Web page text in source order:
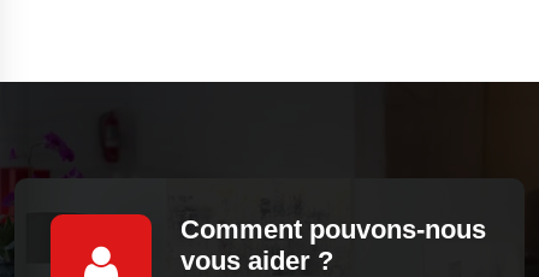
Comment pouvons-nous
vous aider ?